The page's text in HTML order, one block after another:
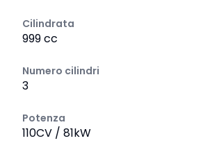
Cilindrata
999 cc
Numero cilindri
3
Potenza
110CV / 81kW